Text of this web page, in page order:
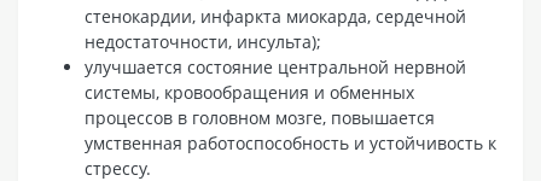
стенокардии, инфаркта миокарда, сердечной
недостаточности, инсульта);
улучшается состояние центральной нервной
системы, кровообращения и обменных
процессов в головном мозге, повышается
умственная работоспособность и устойчивость к
стрессу.